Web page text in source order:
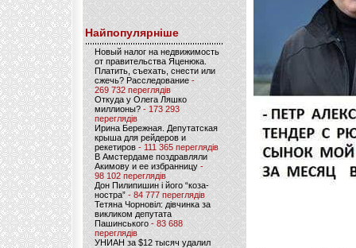
Найпопулярніше
Новый налог на недвижимость
от правительства Яценюка.
Платить, съехать, снести или
сжечь? Расследование-
269 732 переглядів
Откуда у Олега Ляшко
миллионы? - 173 293
переглядів
Ирина Бережная. Депутатская
крыша для рейдеров и
рекетиров - 111 365 переглядів
В Амстердаме поздравляли
Акимову и ее избранницу -
98 102 переглядів
Дон Пилипишин і його “коза-
ностра” - 84 777 переглядів
Тетяна Чорновіл: дівчинка за
викликом депутата
Пашинського- 83 688
переглядів
УНИАН за $12 тысяч удалил